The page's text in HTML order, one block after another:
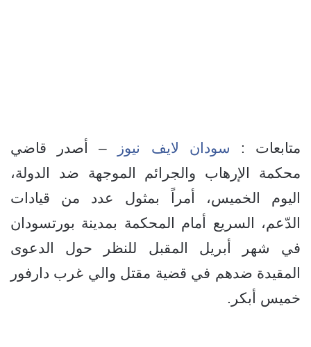
متابعات : سودان لايف نيوز
– أصدر قاضي
محكمة الإرهاب والجرائم الموجهة ضد الدولة،
اليوم الخميس، أمراً بمثول عدد من قيادات
الدّعم، السريع أمام المحكمة بمدينة بورتسودان
في شهر أبريل المقبل للنظر حول الدعوى
المقيدة ضدهم في قضية مقتل والي غرب دارفور
خميس أبكر.